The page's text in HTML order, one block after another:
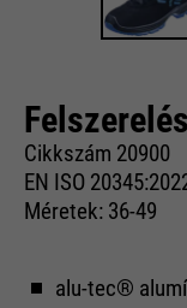
Felszerelés
Cikkszám 20900
EN ISO
Méretek: 36-49
alu-tec®